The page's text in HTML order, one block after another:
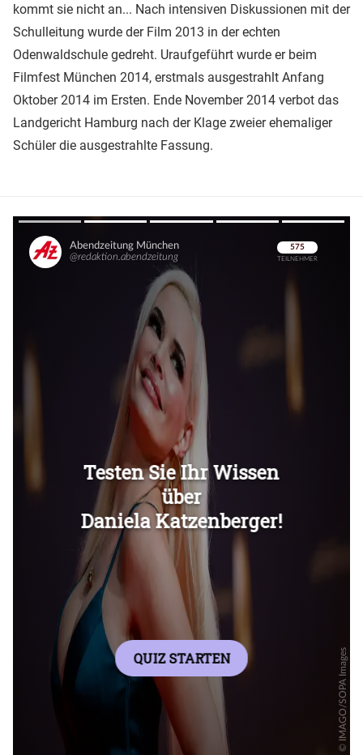
kommt sie nicht an... Nach intensiven Diskussionen mit der
Schulleitung wurde der Film 2013 in der echten
Odenwaldschule gedreht. Uraufgeführt wurde er beim
Filmfest München 2014, erstmals ausgestrahlt Anfang
Oktober 2014 im Ersten. Ende November 2014 verbot das
Landgericht Hamburg nach der Klage zweier ehemaliger
Schüler die ausgestrahlte Fassung.
Überspringen